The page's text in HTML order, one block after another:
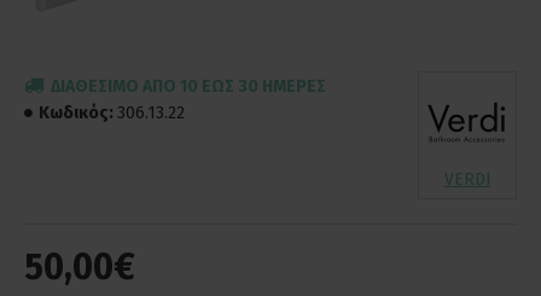
50,00€
ΔΙΑΘΈΣΙΜΟ ΑΠΌ 10 ΈΩΣ 30 ΗΜΈΡΕΣ
Κωδικός: 306.13.22
VERDI